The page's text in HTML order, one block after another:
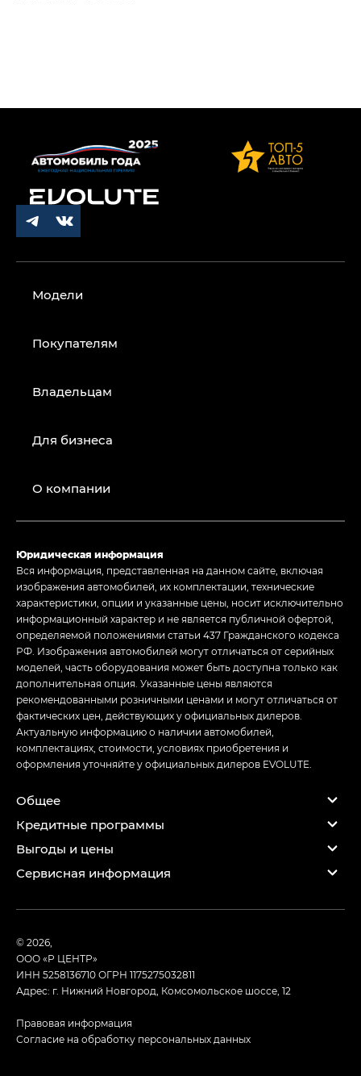
Модели
Покупателям
Владельцам
Для бизнеса
О компании
Юридическая информация
Вся информация, представленная на данном сайте, включая
изображения автомобилей, их комплектации, технические
характеристики, опции и указанные цены, носит исключительно
информационный характер и не является публичной офертой,
определяемой положениями статьи 437 Гражданского кодекса
РФ. Изображения автомобилей могут отличаться от серийных
моделей, часть оборудования может быть доступна только как
дополнительная опция. Указанные цены являются
рекомендованными розничными ценами и могут отличаться от
фактических цен, действующих у официальных дилеров.
Актуальную информацию о наличии автомобилей,
комплектациях, стоимости, условиях приобретения и
оформления уточняйте у официальных дилеров EVOLUTE.
Общее
Кредитные программы
Выгоды и цены
Сервисная информация
© 2026,
ООО «Р ЦЕНТР»
ИНН 5258136710ОГРН 1175275032811
Адрес: г. Нижний Новгород, Комсомольское шоссе, 12
Правовая информация
Согласие на обработку персональных данных